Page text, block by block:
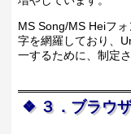
MS Song/MS Heiフ
字を網羅しており、
一するために、制定
３．ブラウ